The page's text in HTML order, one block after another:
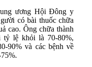
ương Hội Đông y
có bài thuốc chữa
cao. Ông chữa thành
tỷ lệ khỏi là 70-80%,
90% và các bệnh về